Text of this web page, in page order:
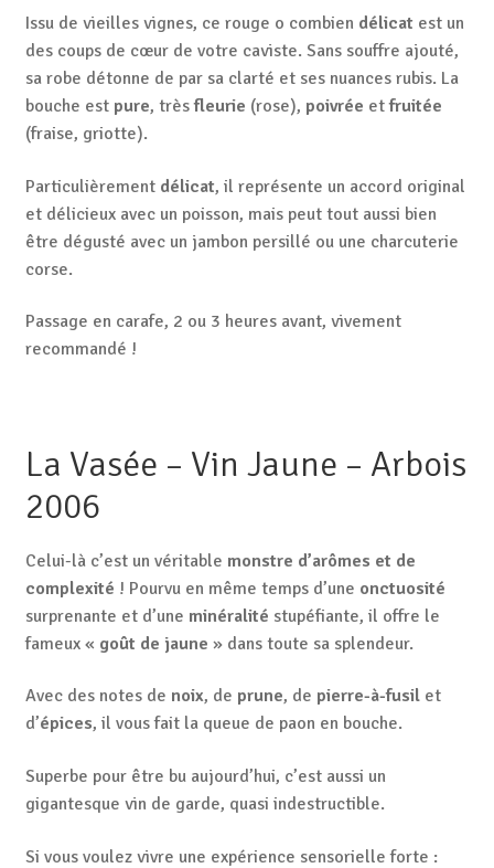
Issu de vieilles vignes, ce rouge o combien délicat est un
des coups de cœur de votre caviste. Sans souffre ajouté,
sa robe détonne de par sa clarté et ses nuances rubis. La
bouche est pure, trèsfleurie (rose), poivrée etfruitée
(fraise, griotte).
Particulièrement délicat, il représente un accord original
et délicieux avec un poisson, mais peut tout aussi bien
être dégusté avec un jambon persillé ou une charcuterie
corse.
Passage en carafe, 2 ou 3 heures avant, vivement
recommandé !
La Vasée – Vin Jaune – Arbois
2006
Celui-là c’est un véritable monstre d’arômes et de
complexité ! Pourvu en même temps d’une onctuosité
surprenante et d’une minéralité stupéfiante, il offre le
fameux « goût de jaune » dans toute sa splendeur.
Avec des notes de noix, de prune, de pierre-à-fusilet
d’épices, il vous fait la queue de paon en bouche.
Superbe pour être bu aujourd’hui, c’est aussi un
gigantesque vin de garde, quasi indestructible.
Si vous voulez vivre une expérience sensorielle forte :